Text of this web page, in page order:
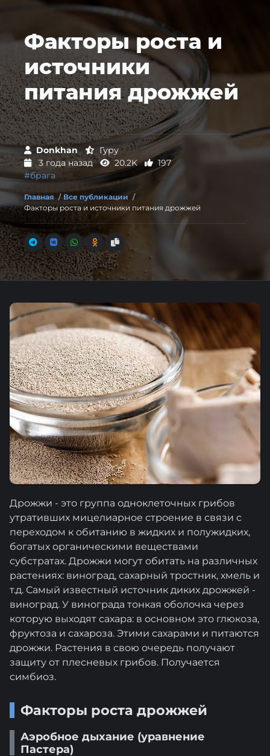
Факторы роста и
источники
питания дрожжей
Donkhan
Гуру
3 года назад
20.2K
197
#брага
Главная / Все публикации /
Факторы роста и источники питания дрожжей
Дрожжи - это группа одноклеточных грибов
утративших мицелиарное строение в связи с
переходом к обитанию в жидких и полужидких,
богатых органическими веществами
субстратах. Дрожжи могут обитать на различных
растениях: виноград, сахарный тростник, хмель и
т.д. Самый известный источник диких дрожжей -
виноград. У винограда тонкая оболочка через
которую выходят сахара: в основном это глюкоза,
фруктоза и сахароза. Этими сахарами и питаются
дрожжи. Растения в свою очередь получают
защиту от плесневых грибов. Получается
симбиоз.
Факторы роста дрожжей
Аэробное дыхание (уравнение
Пастера)